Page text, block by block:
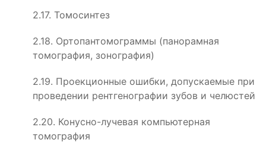
2.17. Томосинтез
2.18. Ортопантомограммы (панорамная
томография, зонография)
2.19. Проекционные ошибки, допускаемые при
проведении рентгенографии зубов и челюстей
2.20. Конусно-лучевая компьютерная
томография